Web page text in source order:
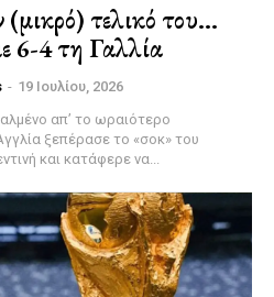
τελικό του…
6-4 τη Γαλλία
- 19 Ιουλίου, 2026
απ’ το ωραιότερο
ξεπέρασε το «σοκ» του
και κατάφερε να...